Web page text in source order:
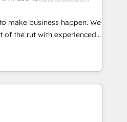
ourselves into your
specialise in
and enterprise
and those with
make business happen. We
of the rut with experienced,
implementing HubSpot
CMS and Operations Hub,
with your customers
4.9/5 rating in HubSpot